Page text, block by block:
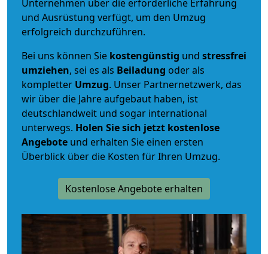
Unternehmen über die erforderliche Erfahrung
und Ausrüstung verfügt, um den Umzug
erfolgreich durchzuführen.
Bei uns können Sie kostengünstig und stressfrei
umziehen, sei es als Beiladung oder als
kompletter Umzug. Unser Partnernetzwerk, das
wir über die Jahre aufgebaut haben, ist
deutschlandweit und sogar international
unterwegs. Holen Sie sich jetzt kostenlose
Angebote und erhalten Sie einen ersten
Überblick über die Kosten für Ihren Umzug.
Kostenlose Angebote erhalten